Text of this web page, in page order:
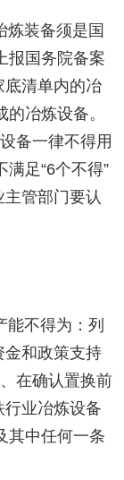
炼装备须是国
报国务院备案
底清单内的冶
冶炼设备。
备一律不得用
满足“6个不得”
管部门要认
能不得为：列
金和政策支持
在确认置换前
业冶炼设备
其中任何一条